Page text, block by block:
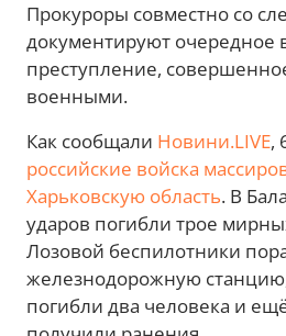
Прокуроры совместно со
документируют очередное
преступление,
военными.
Как сообщали Новини.LIVE,
российские войска
Харьковскую область. В
ударов погибли трое
Лозовой беспилотники
железнодорожную станцию,
погибли два человека и